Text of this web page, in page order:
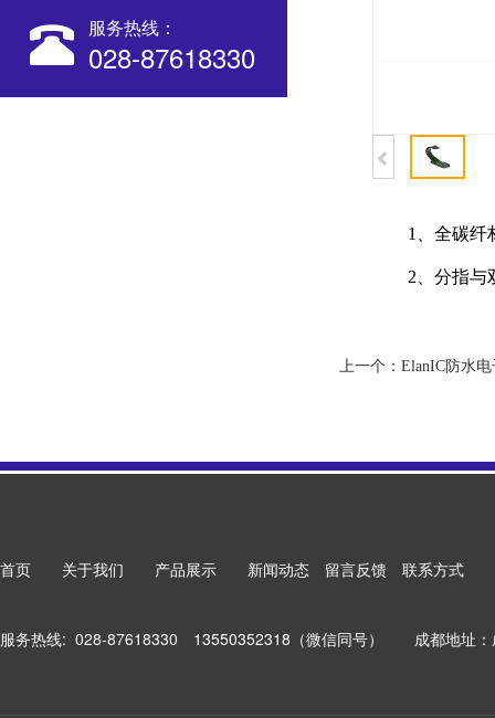
服务热线：
028-87618330
1、全碳纤材
2、分指与双
上一个： ElanIC防水电
首页 关于我们 产品展示 新闻动态 留言反馈 联系方式
服务热线: 028-87618330 13550352318（微信同号） 成都地址